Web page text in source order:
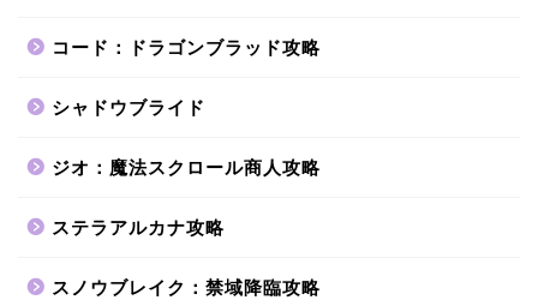
コード：ドラゴンブラッド攻略
シャドウブライド
ジオ：魔法スクロール商人攻略
ステラアルカナ攻略
スノウブレイク：禁域降臨攻略